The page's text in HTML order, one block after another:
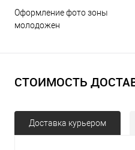
Оформление фото зоны
молодожен
СТОИМОСТЬ
Доставка курьером